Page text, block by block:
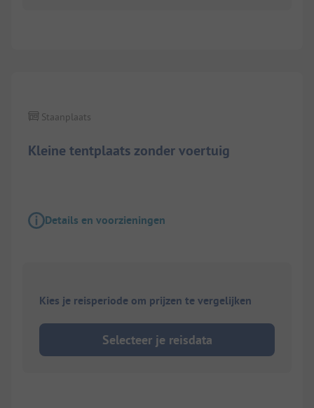
Kleine tentplaats zonder voertuig
Staanplaats
Details en voorzieningen
Kies je reisperiode om prijzen te vergelijken
Selecteer je reisdata